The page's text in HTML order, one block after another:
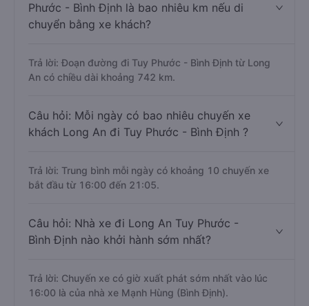
Phước - Bình Định là bao nhiêu km nếu di
chuyển bằng xe khách?
Trả lời: Đoạn đường đi Tuy Phước - Bình Định từ Long
An có chiều dài khoảng 742 km.
Câu hỏi: Mỗi ngày có bao nhiêu chuyến xe
khách Long An đi Tuy Phước - Bình Định ?
Trả lời: Trung bình mỗi ngày có khoảng 10 chuyến xe
bắt đầu từ 16:00 đến 21:05.
Câu hỏi: Nhà xe đi Long An Tuy Phước -
Bình Định nào khởi hành sớm nhất?
Trả lời: Chuyến xe có giờ xuất phát sớm nhất vào lúc
16:00 là của nhà xe Mạnh Hùng (Bình Định).